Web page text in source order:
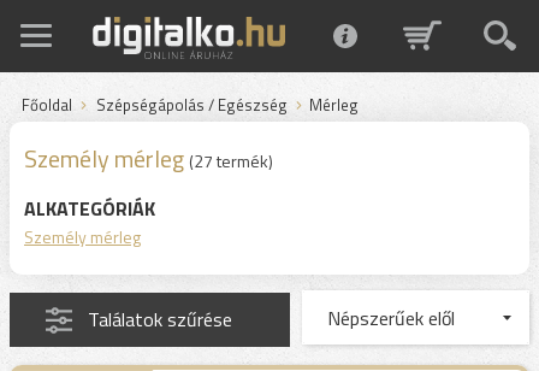
Főoldal Szépségápolás / Egészség Mérleg
Személy mérleg (27 termék)
ALKATEGÓRIÁK
Személy mérleg
Találatok szűrése